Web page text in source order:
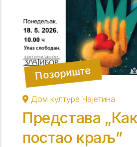
Позориште
Дом културе Чајетина
Представа
постао краљ”